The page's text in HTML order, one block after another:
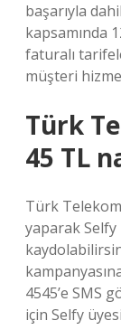
başarıyla
kapsamında
faturalı
müşteri
Türk
45 TL
Türk
yaparak
4545’e SMS
için Selfy